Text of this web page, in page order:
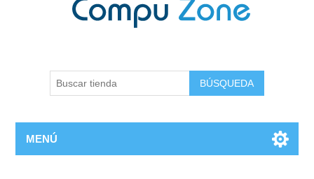
BÚSQUEDA
MENÚ